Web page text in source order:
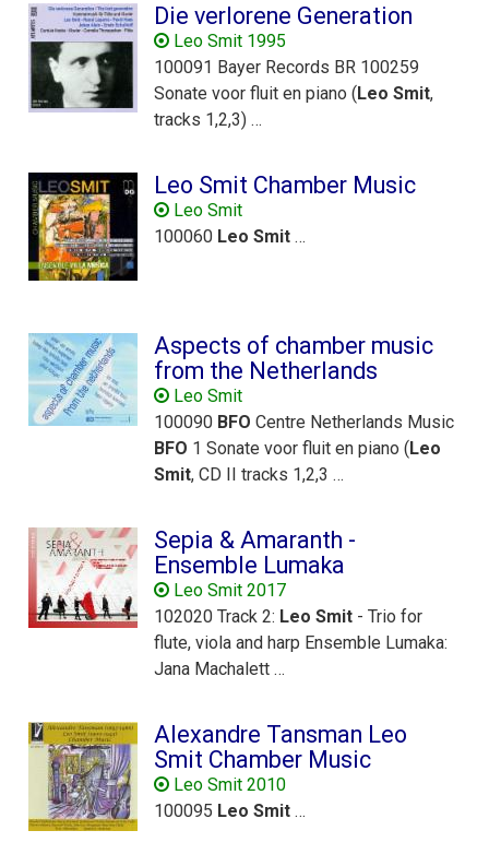
Die verlorene Generation
Leo Smit 1995
100091 Bayer Records BR 100259
Sonate voor fluit en piano (Leo Smit,
tracks 1,2,3) …
Leo Smit Chamber Music
Leo Smit
100060 Leo Smit …
Aspects of chamber music
from the Netherlands
Leo Smit
100090 BFO Centre Netherlands Music
BFO 1 Sonate voor fluit en piano (Leo
Smit, CD II tracks 1,2,3 …
Sepia & Amaranth -
Ensemble Lumaka
Leo Smit 2017
102020 Track 2: Leo Smit - Trio for
flute, viola and harp Ensemble Lumaka:
Jana Machalett …
Alexandre Tansman Leo
Smit Chamber Music
Leo Smit 2010
100095 Leo Smit …